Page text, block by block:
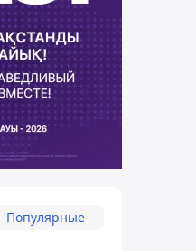
Популярные